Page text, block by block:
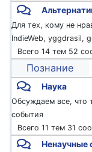
Для тех, кому не
IndieWeb, yggdrasil,
14 тем 52
Познание
Наука
Обсуждаем все, что
события
11 тем 31
Ненаучные